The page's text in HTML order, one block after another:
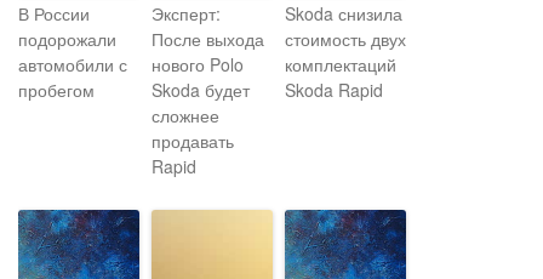
В России
подорожали
автомобили с
пробегом
Эксперт:
После выхода
нового Polo
Skoda будет
сложнее
продавать
Rapid
Skoda снизила
стоимость двух
комплектаций
Skoda Rapid